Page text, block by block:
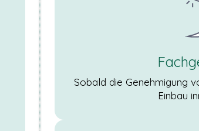
Sobald die Genehmigung
Einbau